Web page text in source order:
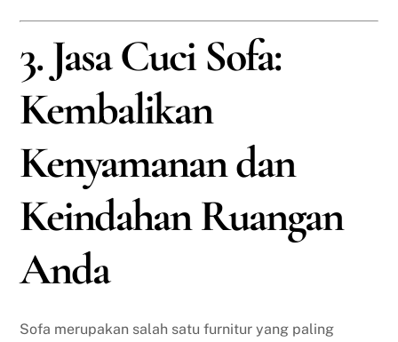
3. Jasa Cuci Sofa:
Kembalikan
Kenyamanan dan
Keindahan Ruangan
Anda
Sofa merupakan salah satu furnitur yang paling